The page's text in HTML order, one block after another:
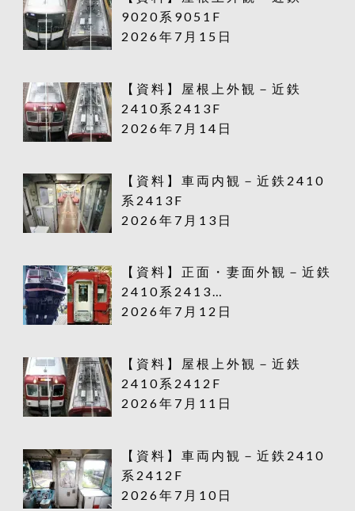
9020系9051F
2026年7月15日
【資料】屋根上外観－近鉄
2410系2413F
2026年7月14日
【資料】車両内観－近鉄2410
系2413F
2026年7月13日
【資料】正面・妻面外観－近鉄
2410系2413…
2026年7月12日
【資料】屋根上外観－近鉄
2410系2412F
2026年7月11日
【資料】車両内観－近鉄2410
系2412F
2026年7月10日